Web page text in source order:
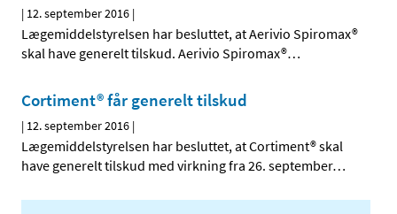
| 12. september 2016 |
Lægemiddelstyrelsen har besluttet, at Aerivio Spiromax®
skal have generelt tilskud. Aerivio Spiromax®…
Cortiment® får generelt tilskud
| 12. september 2016 |
Lægemiddelstyrelsen har besluttet, at Cortiment® skal
have generelt tilskud med virkning fra 26. september…